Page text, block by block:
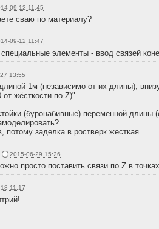
09-12 11:45
сваю по материалу?
09-12 11:47
элементы - ввод связей
13:55
1м (независимо от их длины),
жёсткости по Z)"
(буронабивные) переменной длины
потому заделка в ростверк жесткая.
2015-06-29 15:26
просто поставить связи по Z в
11:17